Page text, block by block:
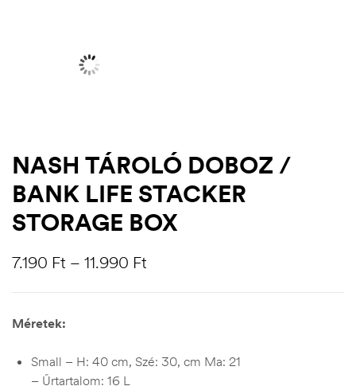
NASH TÁROLÓ DOBOZ /
BANK LIFE STACKER
STORAGE BOX
7.190 Ft – 11.990 Ft
Méretek:
Small – H: 40 cm, Szé: 30, cm Ma: 21
– Űrtartalom: 16 L